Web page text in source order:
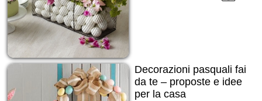
Decorazioni pasquali fai
da te – proposte e idee
per la casa